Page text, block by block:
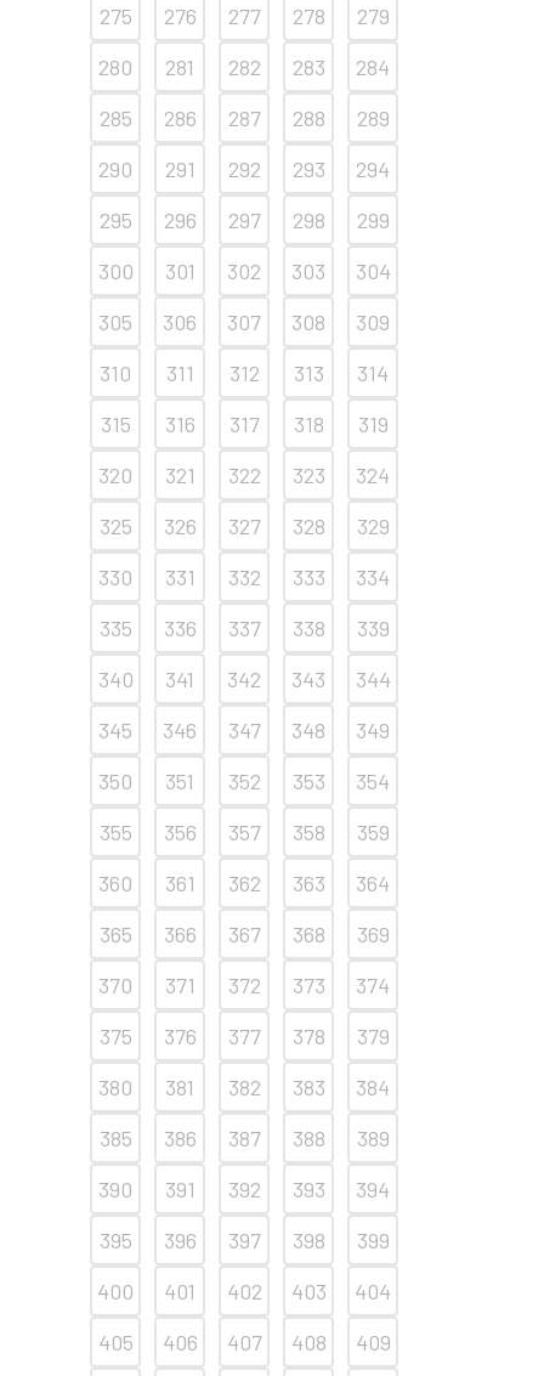
275
276 277 278
279
280
281 282 283
284
285
286 287 288
289
290
291 292 293
294
295
296 297 298
299
300
301 302 303
304
305
306 307 308
309
310
311 312 313
314
315
316 317 318
319
320
321 322 323
324
325
326 327 328
329
330
331 332 333
334
335
336 337 338
339
340
341 342 343
344
345
346 347 348
349
350
351 352 353
354
355
356 357 358
359
360
361 362 363
364
365
366 367 368
369
370
371 372 373
374
375
376 377 378
379
380
381 382 383
384
385
386 387 388
389
390
391 392 393
394
395
396 397 398
399
400
401 402 403
404
405
406 407 408 409